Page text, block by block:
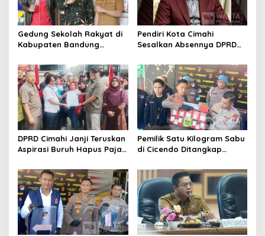
Gedung Sekolah Rakyat di
Kabupaten Bandung
Siap Tampung Dua Ribu
Siswa
Pendiri Kota Cimahi
Sesalkan Absennya DPRD
Rebranding RSUD Cibabat
DPRD Cimahi Janji Teruskan
Aspirasi Buruh Hapus Pajak
dan DPR
Pemilik Satu Kilogram Sabu
di Cicendo Ditangkap